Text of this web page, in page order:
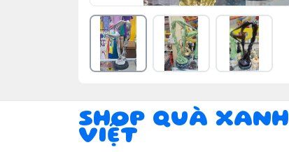
SHOP QUÀ XANH
VIỆT